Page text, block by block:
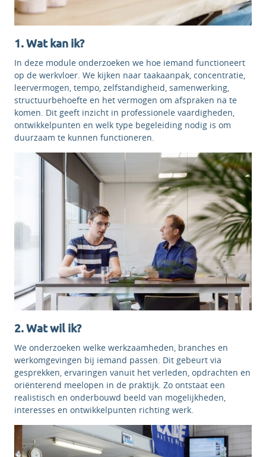
1. Wat kan ik?
In deze module onderzoeken we hoe iemand functioneert
op de werkvloer. We kijken naar taakaanpak, concentratie,
leervermogen, tempo, zelfstandigheid, samenwerking,
structuurbehoefte en het vermogen om afspraken na te
komen. Dit geeft inzicht in professionele vaardigheden,
ontwikkelpunten en welk type begeleiding nodig is om
duurzaam te kunnen functioneren.
2. Wat wil ik?
We onderzoeken welke werkzaamheden, branches en
werkomgevingen bij iemand passen. Dit gebeurt via
gesprekken, ervaringen vanuit het verleden, opdrachten en
oriënterend meelopen in de praktijk. Zo ontstaat een
realistisch en onderbouwd beeld van mogelijkheden,
interesses en ontwikkelpunten richting werk.